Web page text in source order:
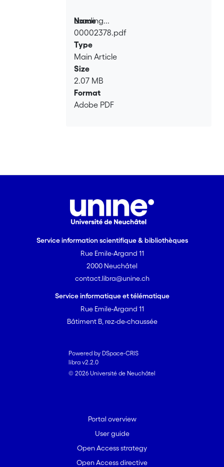
Loading...
Loading...
Name
00002378.pdf
Type
Main Article
Size
2.07 MB
Format
Adobe PDF
Service information scientifique & bibliothèques
Rue Emile-Argand 11
2000 Neuchâtel
contact.libra@unine.ch
Service informatique et télématique
Rue Emile-Argand 11
Bâtiment B, rez-de-chaussée
Powered by DSpace-CRIS
libra v2.2.0
© 2026 Université de Neuchâtel
Portal overview
User guide
Open Access strategy
Open Access directive